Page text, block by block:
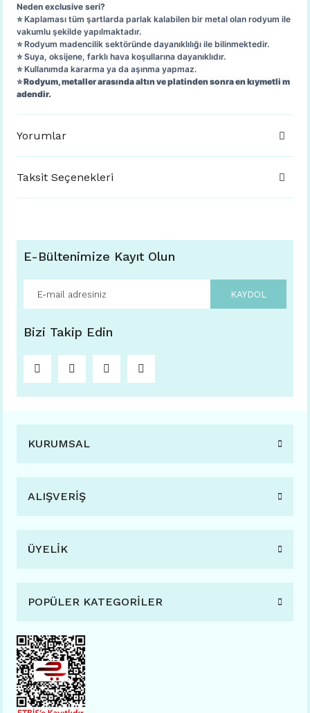
Neden exclusive seri?
⭐️ Kaplaması tüm şartlarda parlak kalabilen bir metal olan rodyum ile
vakumlu şekilde yapılmaktadır.
⭐️ Rodyum madencilik sektöründe dayanıklılığı ile bilinmektedir.
⭐️ Suya, oksijene, farklı hava koşullarına dayanıklıdır.
⭐️ Kullanımda kararma ya da aşınma yapmaz.
⭐️ Rodyum, metaller arasında altın ve platinden sonra en kıymetli m
adendir.
Yorumlar
Taksit Seçenekleri
E-Bültenimize Kayıt Olun
KAYDOL
Bizi Takip Edin
KURUMSAL
ALIŞVERİŞ
ÜYELİK
POPÜLER KATEGORİLER